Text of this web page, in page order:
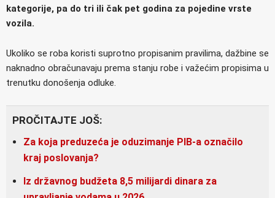
kategorije, pa do tri ili čak pet godina za pojedine vrste
vozila.
Ukoliko se roba koristi suprotno propisanim pravilima, dažbine se
naknadno obračunavaju prema stanju robe i važećim propisima u
trenutku donošenja odluke.
PROČITAJTE JOŠ:
Za koja preduzeća je oduzimanje PIB-a označilo
kraj poslovanja?
Iz državnog budžeta 8,5 milijardi dinara za